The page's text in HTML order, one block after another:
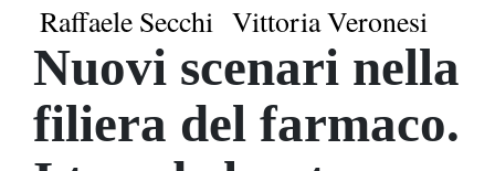
Raffaele Secchi Vittoria Veronesi
Nuovi scenari nella
filiera del farmaco.